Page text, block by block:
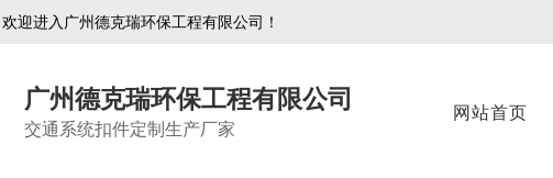
欢迎进入广州德克瑞环保工程有限公司！
广州德克瑞环保工程有限公司
交通系统扣件定制生产厂家
网站首页